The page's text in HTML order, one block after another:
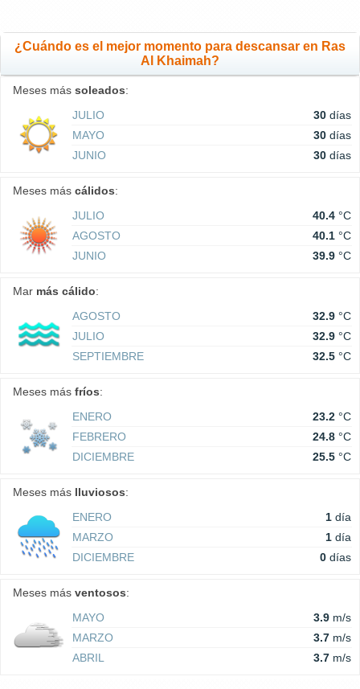
¿Cuándo es el mejor momento para descansar en Ras
Al Khaimah?
Meses más soleados:
JULIO
30 días
MAYO
30 días
JUNIO
30 días
Meses más cálidos:
JULIO
40.4 °C
AGOSTO
40.1 °C
JUNIO
39.9 °C
Mar más cálido:
AGOSTO
32.9 °C
JULIO
32.9 °C
SEPTIEMBRE
32.5 °C
Meses más fríos:
ENERO
23.2 °C
FEBRERO
24.8 °C
DICIEMBRE
25.5 °C
Meses más lluviosos:
ENERO
1 día
MARZO
1 día
DICIEMBRE
0 días
Meses más ventosos:
MAYO
3.9 m/s
MARZO
3.7 m/s
ABRIL
3.7 m/s